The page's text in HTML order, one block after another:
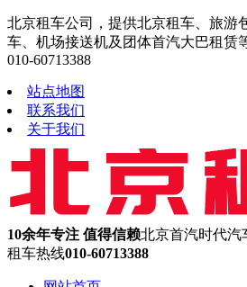
北京租车公司，提供北京租车、旅游
车、机场接送机及团体首汽大巴租赁
010-60713388
站点地图
联系我们
关于我们
10余年专注 值得信赖北京首汽时代汽
租车热线010-60713388